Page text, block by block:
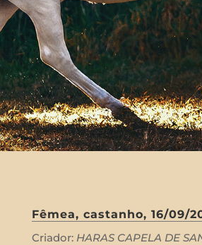
Fêmea, castanho, 16/09/
Criador: HARAS CAPELA DE